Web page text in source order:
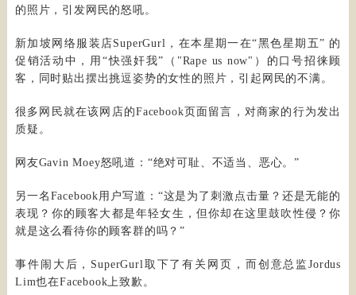
的照片，引发网民的怒吼。
新加坡网络服装店SuperGurl，在本星期一在“黑色星期五” 的
促销活动中，用“快强奸我”（"Rape us now"）的口号招徕顾
客，同时贴出摆出挑逗姿势的女性的照片，引起网民的不满。
很多网民就在该网店的Facebook页面留言，对商家的行为发出
质疑。
网友Gavin Moey怒吼道：“绝对可耻、不适当、恶心。”
另一名Facebook用户写道：“这是为了刺激点击量？还是无能的
表现？你的顾客大都是年轻女生，但你却在这里鼓吹性侵？你
就是这么看待你的顾客群的吗？”
事件闹大后，SuperGurl取下了有关网页，而创意总监Jordus
Lim也在Facebook上致歉。